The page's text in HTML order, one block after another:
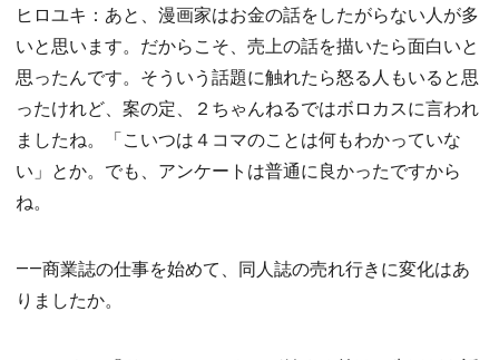
ヒロユキ：あと、漫画家はお金の話をしたがらない人が多
いと思います。だからこそ、売上の話を描いたら面白いと
思ったんです。そういう話題に触れたら怒る人もいると思
ったけれど、案の定、２ちゃんねるではボロカスに言われ
ましたね。「こいつは４コマのことは何もわかっていな
い」とか。でも、アンケートは普通に良かったですから
ね。
――商業誌の仕事を始めて、同人誌の売れ行きに変化はあ
りましたか。